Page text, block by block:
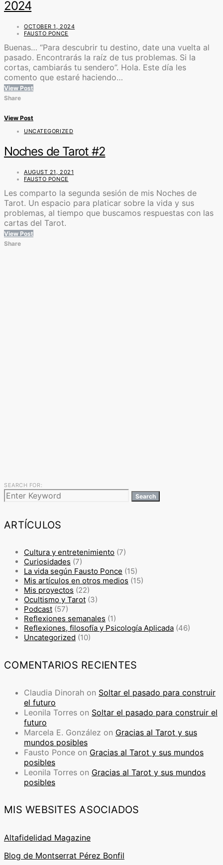
2024
OCTOBER 1, 2024
FAUSTO PONCE
Buenas… “Para descubrir tu destino, date una vuelta al
pasado. Encontrarás la raíz de tus problemas. Si la
cortas, cambiarás tu sendero”. Hola. Este día les
comento que estaré haciendo…
View Post
Share
View Post
UNCATEGORIZED
Noches de Tarot #2
AUGUST 21, 2021
FAUSTO PONCE
Les comparto la segunda sesión de mis Noches de
Tarot. Un espacio para platicar sobre la vida y sus
problemas, al tiempo que buscamos respuestas con las
cartas del Tarot.
View Post
Share
SEARCH FOR:
Search
ARTÍCULOS
Cultura y entretenimiento (7)
Curiosidades (7)
La vida según Fausto Ponce (15)
Mis artículos en otros medios (15)
Mis proyectos (22)
Ocultismo y Tarot (3)
Podcast (57)
Reflexiones semanales (1)
Reflexiones, filosofía y Psicología Aplicada (46)
Uncategorized (10)
COMENTARIOS RECIENTES
Claudia Dinorah on Soltar el pasado para construir
el futuro
Leonila Torres on Soltar el pasado para construir el
futuro
Marcela E. González on Gracias al Tarot y sus
mundos posibles
Fausto Ponce on Gracias al Tarot y sus mundos
posibles
Leonila Torres on Gracias al Tarot y sus mundos
posibles
MIS WEBSITES ASOCIADOS
Altafidelidad Magazine
Blog de Montserrat Pérez Bonfil